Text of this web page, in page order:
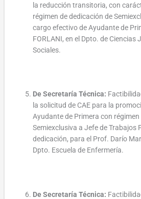
la reducción transitoria, con
régimen de dedicación de
cargo efectivo de Ayudante de
FORLANI, en el Dpto. de Ciencias
Sociales.
De Secretaría Técnica:
la solicitud de CAE para la
Ayudante de Primera con
Semiexclusiva a Jefe de Trabajos
dedicación, para el Prof. Darío
Dpto. Escuela de Enfermería.
De Secretaría Técnica: